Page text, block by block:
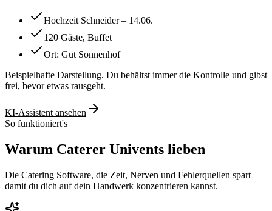
Hochzeit Schneider – 14.06.
120 Gäste, Buffet
Ort: Gut Sonnenhof
Beispielhafte Darstellung. Du behältst immer die Kontrolle und gibst
frei, bevor etwas rausgeht.
KI-Assistent ansehen
So funktioniert's
Warum Caterer Univents lieben
Die Catering Software, die Zeit, Nerven und Fehlerquellen spart –
damit du dich auf dein Handwerk konzentrieren kannst.